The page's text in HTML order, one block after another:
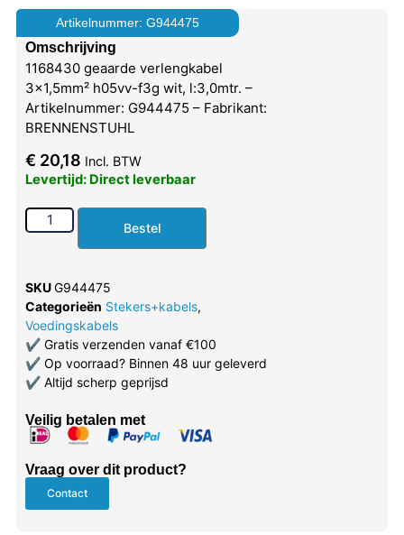
Artikelnummer: G944475
Omschrijving
1168430 geaarde verlengkabel
3×1,5mm² h05vv-f3g wit, l:3,0mtr. –
Artikelnummer: G944475 – Fabrikant:
BRENNENSTUHL
€ 20,18 Incl. BTW
Levertijd: Direct leverbaar
Bestel
SKUG944475
Categorieën Stekers+kabels,
Voedingskabels
✔Gratis verzenden vanaf €100
✔Op voorraad? Binnen 48 uur geleverd
✔Altijd scherp geprijsd
Veilig betalen met
Vraag over dit product?
Contact